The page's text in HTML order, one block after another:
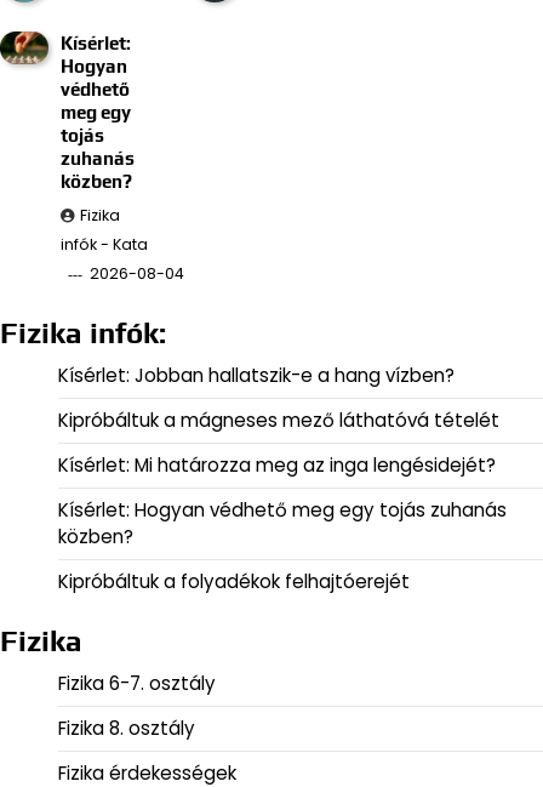
Kísérlet:
Hogyan
védhető
meg egy
tojás
zuhanás
közben?
Fizika
infók - Kata
2026-08-04
Fizika infók:
Kísérlet: Jobban hallatszik-e a hang vízben?
Kipróbáltuk a mágneses mező láthatóvá tételét
Kísérlet: Mi határozza meg az inga lengésidejét?
Kísérlet: Hogyan védhető meg egy tojás zuhanás
közben?
Kipróbáltuk a folyadékok felhajtóerejét
Fizika
Fizika 6-7. osztály
Fizika 8. osztály
Fizika érdekességek